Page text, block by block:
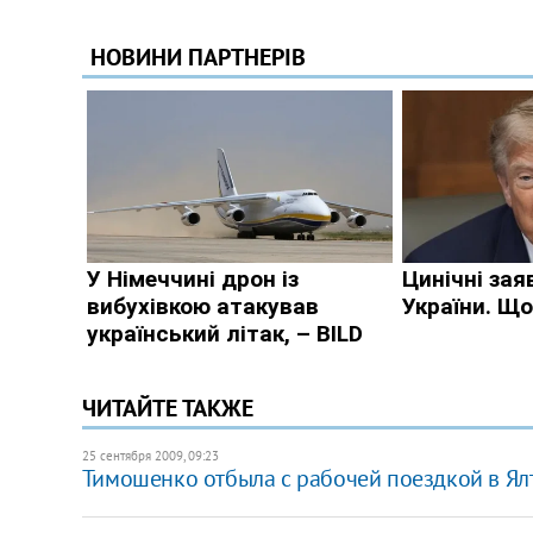
ЧИТАЙТЕ ТАКЖЕ
25 сентября 2009, 09:23
Тимошенко отбыла с рабочей поездкой в